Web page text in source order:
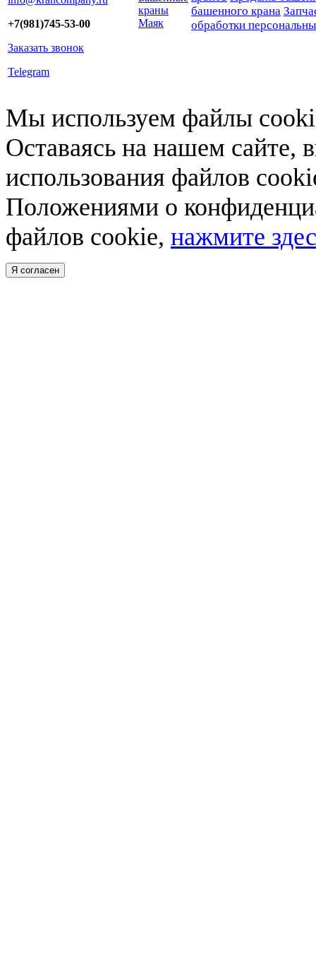
+7(981)745-53-00
Заказать звонок
Telegram
краны
Маяк
башенного крана
обработки
Мы используем файлы
Оставаясь на нашем сайте,
использования файлов
Положениями о
файлов cookie, нажмите
Я согласен